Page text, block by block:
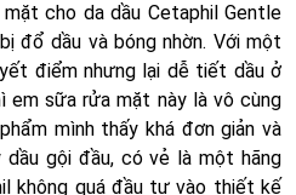
cho da dầu Cetaphil Gentle
đổ dầu và bóng nhờn. Với một
điểm nhưng lại dễ tiết dầu ở
em sữa rửa mặt này là vô cùng
mình thấy khá đơn giản và
gội đầu, có vẻ là một hãng
không quá đầu tư vào thiết kế